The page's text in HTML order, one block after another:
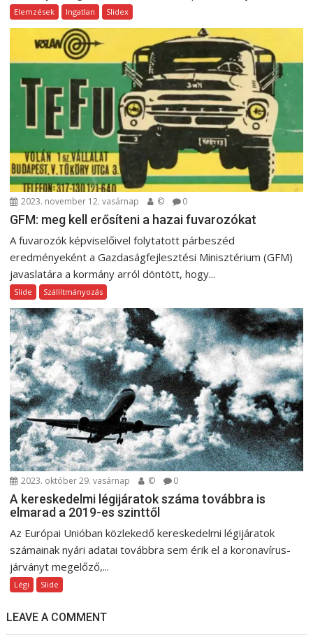
Elemzések Ingatlan Slidex
2023. november 12. vasárnap © 0
GFM: meg kell erősíteni a hazai fuvarozókat
A fuvarozók képviselőivel folytatott párbeszéd
eredményeként a Gazdaságfejlesztési Minisztérium (GFM)
javaslatára a kormány arról döntött, hogy...
Slide Szállítmányozás
2023. október 29. vasárnap © 0
A kereskedelmi légijáratok száma továbbra is
elmarad a 2019-es szinttől
Az Európai Unióban közlekedő kereskedelmi légijáratok
számainak nyári adatai továbbra sem érik el a koronavírus-
járványt megelőző,...
Légi Slide
LEAVE A COMMENT